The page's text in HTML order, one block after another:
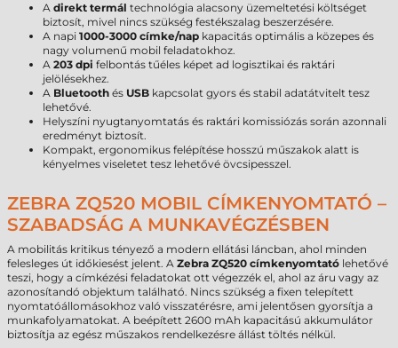
A direkt termál technológia alacsony üzemeltetési költséget
biztosít, mivel nincs szükség festékszalag beszerzésére.
A napi 1000-3000 címke/nap kapacitás optimális a közepes és
nagy volumenű mobil feladatokhoz.
A 203 dpi felbontás tűéles képet ad logisztikai és raktári
jelölésekhez.
A Bluetooth és USB kapcsolat gyors és stabil adatátvitelt tesz
lehetővé.
Helyszíni nyugtanyomtatás és raktári komissiózás során azonnali
eredményt biztosít.
Kompakt, ergonomikus felépítése hosszú műszakok alatt is
kényelmes viseletet tesz lehetővé övcsipesszel.
ZEBRA ZQ520 MOBIL CÍMKENYOMTATÓ –
SZABADSÁG A MUNKAVÉGZÉSBEN
A mobilitás kritikus tényező a modern ellátási láncban, ahol minden
felesleges út időkiesést jelent. A Zebra ZQ520 címkenyomtató lehetővé
teszi, hogy a címkézési feladatokat ott végezzék el, ahol az áru vagy az
azonosítandó objektum található. Nincs szükség a fixen telepített
nyomtatóállomásokhoz való visszatérésre, ami jelentősen gyorsítja a
munkafolyamatokat. A beépített 2600 mAh kapacitású akkumulátor
biztosítja az egész műszakos rendelkezésre állást töltés nélkül.